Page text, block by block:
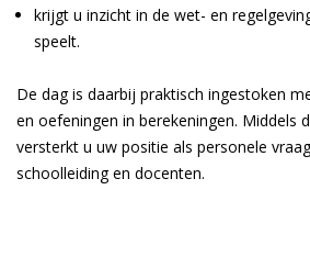
krijgt u inzicht in de wet- en
speelt.
De dag is daarbij praktisch ingestoken
en oefeningen in berekeningen. Middels
versterkt u uw positie als personele
schoolleiding en docenten.